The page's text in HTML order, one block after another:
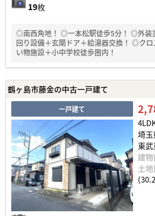
19枚
◎南西角地！ ◎一本松駅徒歩5分！ ◎外装
回り設備＋玄関ドア＋給湯器交換！ ◎ク
い物施設＋小中学校徒歩圏内！
鶴ヶ島市藤金の中古一戸建て
一戸建て
埼
東
建
土